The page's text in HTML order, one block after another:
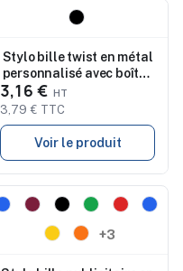
Stylo bille twist en métal
personnalisé avec boîte -
SCRIBI
3,16 €
3,79 € TTC
Voir le produit
Nouveau
+3